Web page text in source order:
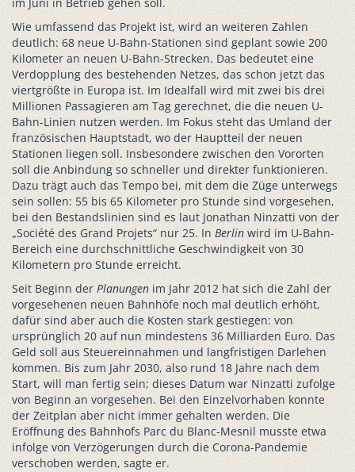
Wie umfassend das Projekt ist, wird an weiteren Zahlen
deutlich: 68 neue U-Bahn-Stationen sind geplant sowie 200
Kilometer an neuen U-Bahn-Strecken. Das bedeutet eine
Verdopplung des bestehenden Netzes, das schon jetzt das
viertgrößte in Europa ist. Im Idealfall wird mit zwei bis drei
Millionen Passagieren am Tag gerechnet, die die neuen U-
Bahn-Linien nutzen werden. Im Fokus steht das Umland der
französischen Hauptstadt, wo der Hauptteil der neuen
Stationen liegen soll. Insbesondere zwischen den Vororten
soll die Anbindung so schneller und direkter funktionieren.
Dazu trägt auch das Tempo bei, mit dem die Züge unterwegs
sein sollen: 55 bis 65 Kilometer pro Stunde sind vorgesehen,
bei den Bestandslinien sind es laut Jonathan Ninzatti von der
„Société des Grand Projets“ nur 25. In Berlin wird im U-Bahn-
Bereich eine durchschnittliche Geschwindigkeit von 30
Kilometern pro Stunde erreicht.
Seit Beginn der Planungen im Jahr 2012 hat sich die Zahl der
vorgesehenen neuen Bahnhöfe noch mal deutlich erhöht,
dafür sind aber auch die Kosten stark gestiegen: von
ursprünglich 20 auf nun mindestens 36 Milliarden Euro. Das
Geld soll aus Steuereinnahmen und langfristigen Darlehen
kommen. Bis zum Jahr 2030, also rund 18 Jahre nach dem
Start, will man fertig sein; dieses Datum war Ninzatti zufolge
von Beginn an vorgesehen. Bei den Einzelvorhaben konnte
der Zeitplan aber nicht immer gehalten werden. Die
Eröffnung des Bahnhofs Parc du Blanc-Mesnil musste etwa
infolge von Verzögerungen durch die Corona-Pandemie
verschoben werden, sagte er.